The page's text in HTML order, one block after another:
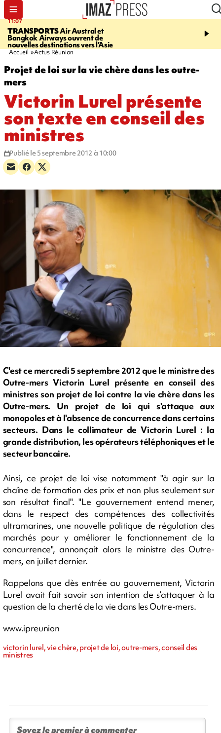
11:07
TRANSPORTSAir Austral et
Bangkok Airways ouvrent de
nouvelles destinations vers l’Asie
11:48
l'eau est dégradée à la
Accueil Actus Réunion
Projet de loi sur la vie chère dans les outre-
mers
Victorin Lurel présente
son texte en conseil des
ministres
Publié le 5 septembre 2012 à 10:00
C'est ce mercredi 5 septembre 2012 que le ministre des
Outre-mers Victorin Lurel présente en conseil des
ministres son projet de loi contre la vie chère dans les
Outre-mers. Un projet de loi qui s'attaque aux
monopoles et à l'absence de concurrence dans certains
secteurs. Dans le collimateur de Victorin Lurel : la
grande distribution, les opérateurs téléphoniques et le
secteur bancaire.
Ainsi, ce projet de loi vise notamment "à agir sur la
chaîne de formation des prix et non plus seulement sur
son résultat final". "Le gouvernement entend mener,
dans le respect des compétences des collectivités
ultramarines, une nouvelle politique de régulation des
marchés pour y améliorer le fonctionnement de la
concurrence", annonçait alors le ministre des Outre-
mers, en juillet dernier.
Rappelons que dès entrée au gouvernement, Victorin
Lurel avait fait savoir son intention de s’attaquer à la
question de la cherté de la vie dans les Outre-mers.
www.ipreunion
victorin lurel, vie chère, projet de loi, outre-mers, conseil des
ministres